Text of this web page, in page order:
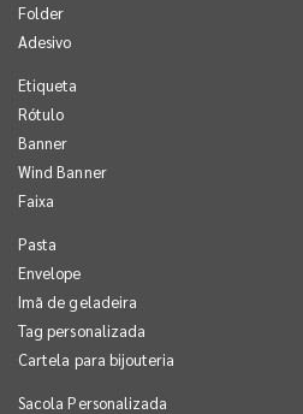
Folder
Adesivo
Etiqueta
Rótulo
Banner
Wind Banner
Faixa
Pasta
Envelope
Imã de geladeira
Tag personalizada
Cartela para bijouteria
Sacola Personalizada